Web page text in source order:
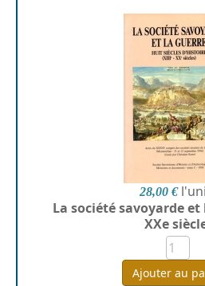
28,00 €
La société savoyarde
XXe
Ajouter au